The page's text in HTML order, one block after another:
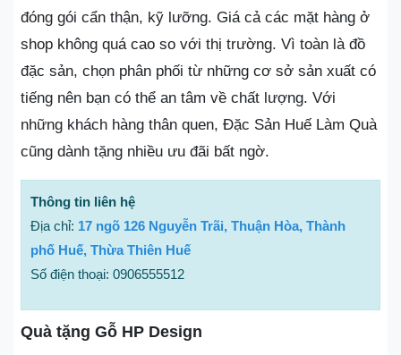
đóng gói cẩn thận, kỹ lưỡng. Giá cả các mặt hàng ở
shop không quá cao so với thị trường. Vì toàn là đồ
đặc sản, chọn phân phối từ những cơ sở sản xuất có
tiếng nên bạn có thể an tâm về chất lượng. Với
những khách hàng thân quen, Đặc Sản Huế Làm Quà
cũng dành tặng nhiều ưu đãi bất ngờ.
Thông tin liên hệ
Địa chỉ: 17 ngõ 126 Nguyễn Trãi, Thuận Hòa, Thành
phố Huế, Thừa Thiên Huế
Số điện thoại: 0906555512
Quà tặng Gỗ HP Design